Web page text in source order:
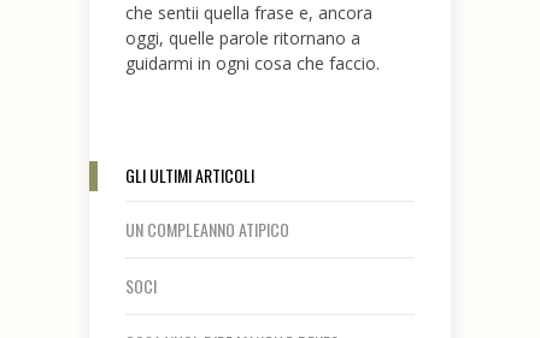
che sentii quella frase e, ancora
oggi, quelle parole ritornano a
guidarmi in ogni cosa che faccio.
GLI ULTIMI ARTICOLI
UN COMPLEANNO ATIPICO
SOCI